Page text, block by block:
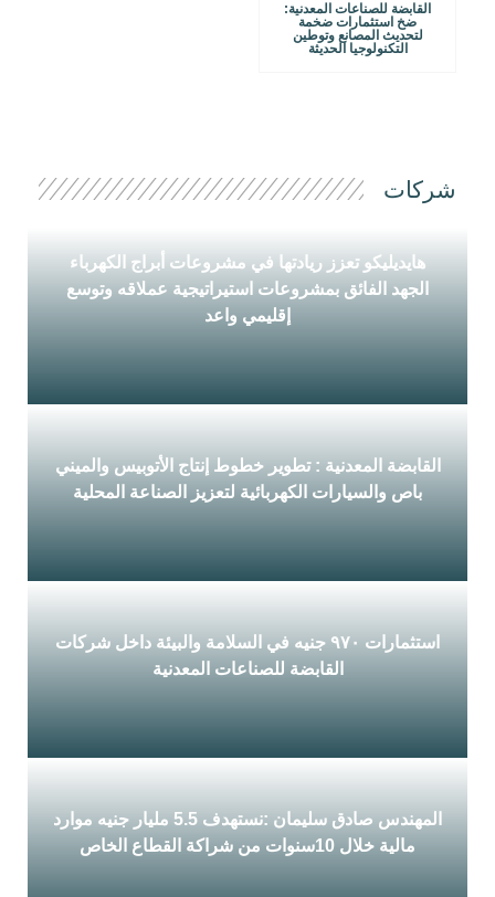
القابضة للصناعات المعدنية:
ضخ استثمارات ضخمة
لتحديث المصانع وتوطين
التكنولوجيا الحديثة
شركات
هايديليكو تعزز ريادتها في مشروعات أبراج الكهرباء
الجهد الفائق بمشروعات استيراتيجية عملاقه وتوسع
إقليمي واعد
القابضة المعدنية : تطوير خطوط إنتاج الأتوبيس والميني
باص والسيارات الكهربائية لتعزيز الصناعة المحلية
استثمارات ٩٧٠ جنيه في السلامة والبيئة داخل شركات
القابضة للصناعات المعدنية
المهندس صادق سليمان :نستهدف 5.5 مليار جنيه موارد
مالية خلال 10سنوات من شراكة القطاع الخاص